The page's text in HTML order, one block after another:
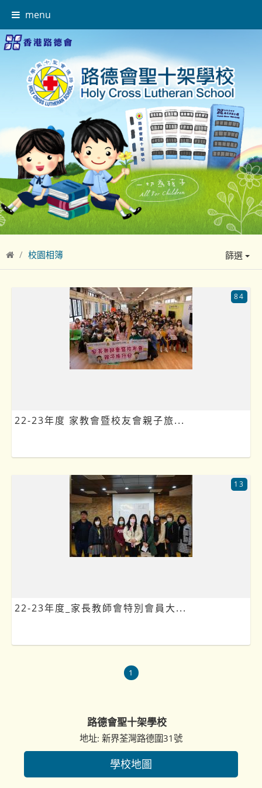
menu
校園相簿 篩選
22-23年度 家教會暨校友會親子旅...
84
22-23年度_家長教師會特別會員大...
13
1
路德會聖十架學校
地址: 新界荃灣路德圍31號
學校地圖